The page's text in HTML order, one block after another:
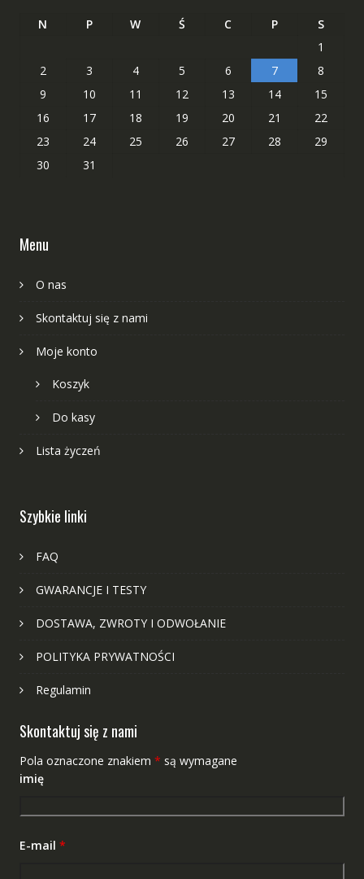
N P W Ś C P
S
1
2
3 4 5 6 7
8
9
10 11 12 13 14
15
16
17 18 19 20 21
22
23
24 25 26 27 28
29
30
31
Menu
O nas
Skontaktuj się z nami
Moje konto
Koszyk
Do kasy
Lista życzeń
Szybkie linki
FAQ
GWARANCJE I TESTY
DOSTAWA, ZWROTY I ODWOŁANIE
POLITYKA PRYWATNOŚCI
Regulamin
Skontaktuj się z nami
Pola oznaczone znakiem * są wymagane
imię
E-mail *